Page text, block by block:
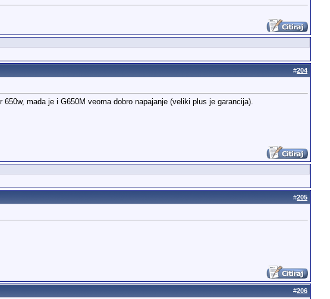
#204
mada je i G650M veoma dobro napajanje (veliki plus je garancija).
#205
#206